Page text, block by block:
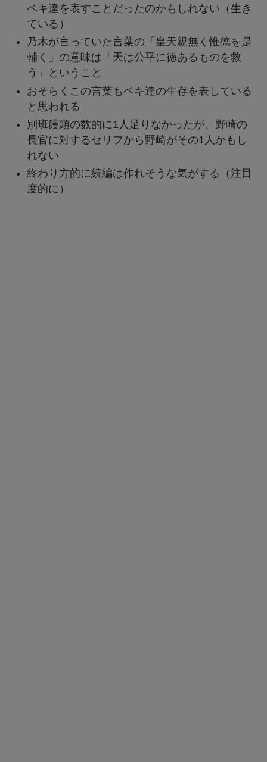
ベキ達を表すことだったのかもしれない（生き
ている）
乃木が言っていた言葉の「皇天親無く惟徳を是
輔く」の意味は「天は公平に徳あるものを救
う」ということ
おそらくこの言葉もベキ達の生存を表している
と思われる
別班饅頭の数的に1人足りなかったが、野崎の
長官に対するセリフから野崎がその1人かもし
れない
終わり方的に続編は作れそうな気がする（注目
度的に）